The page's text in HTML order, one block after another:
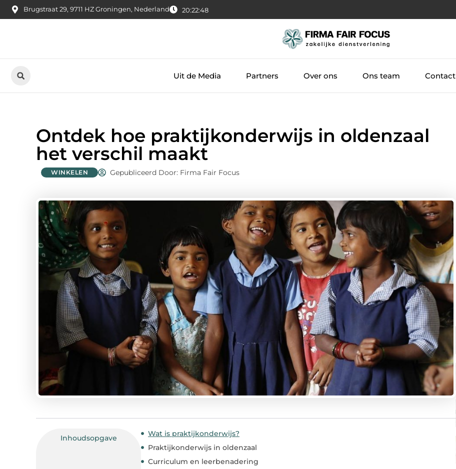
Brugstraat 29, 9711 HZ Groningen, Nederland 20:22:49
Uit de Media Partners Over ons Ons team Contact
Ontdek hoe praktijkonderwijs in oldenzaal
het verschil maakt
WINKELEN Gepubliceerd Door: Firma Fair Focus
Inhoudsopgave
Wat is praktijkonderwijs?
Praktijkonderwijs in oldenzaal
Curriculum en leerbenadering